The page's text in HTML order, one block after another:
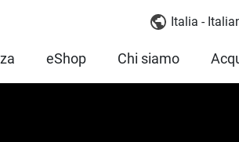
Italia -
eShop Chi siamo